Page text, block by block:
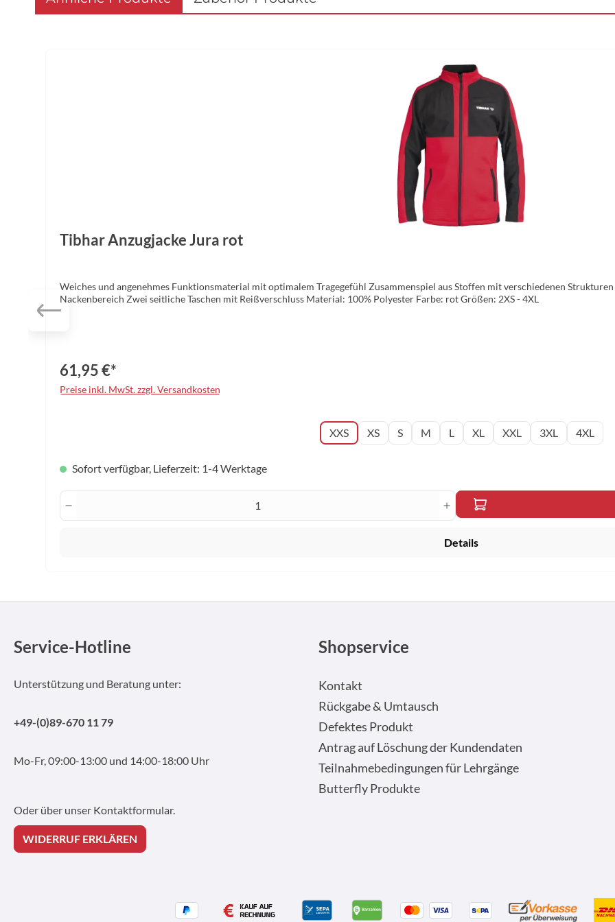
Tibhar Anzugjacke Jura rot
Weiches und angenehmes Funktionsmaterial mit optimalem Tragegefühl Zusammenspiel aus Stoffen mit verschiedenen
Nackenbereich Zwei seitliche Taschen mit Reißverschluss Material: 100% Polyester Farbe: rot Größen: 2XS - 4XL
61,95 €*
Preise inkl. MwSt. zzgl. Versandkosten
XXS XS S M L XL XXL 3XL 4XL
Sofort verfügbar, Lieferzeit: 1-4 Werktage
Produkt Anzahl: Gib den gewünschten Wert ein oder benutze die
Details
Service-Hotline
Unterstützung und Beratung unter:
+49-(0)89-670 11 79
Mo-Fr, 09:00-13:00 und 14:00-18:00 Uhr
Oder über unser Kontaktformular.
WIDERRUF ERKLÄREN
Shopservice
Kontakt
Rückgabe & Umtausch
Defektes Produkt
Antrag auf Löschung der Kundendaten
Teilnahmebedingungen für Lehrgänge
Butterfly Produkte